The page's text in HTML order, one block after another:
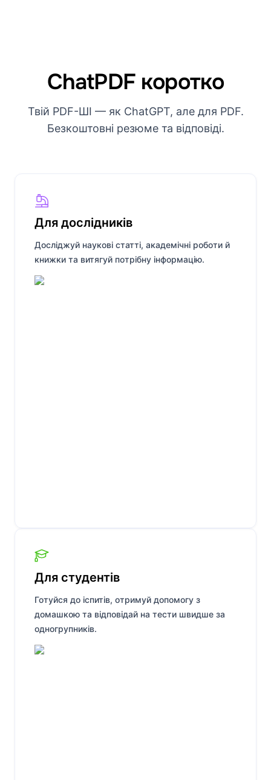
ChatPDF коротко
Твій PDF-ШІ — як ChatGPT, але для PDF.
Безкоштовні резюме та відповіді.
Для дослідників
Досліджуй наукові статті, академічні роботи й
книжки та витягуй потрібну інформацію.
Для студентів
Готуйся до іспитів, отримуй допомогу з
домашкою та відповідай на тести швидше за
одногрупників.